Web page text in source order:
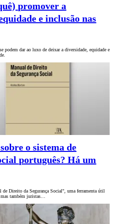
promover a
e inclusão nas
podem dar ao luxo de deixar a diversidade, equidade e
o sistema de
português? Há um
de Direito da Segurança Social", uma ferramenta útil
mas também juristas…